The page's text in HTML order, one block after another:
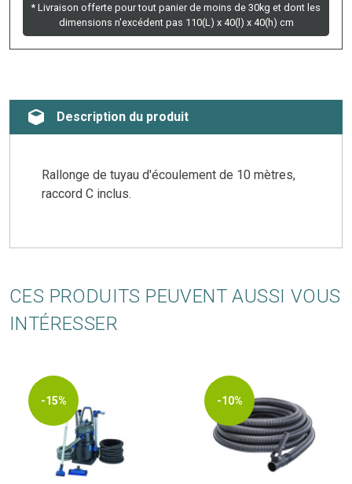
* Livraison offerte pour tout panier de moins de 30kg et dont les
dimensions n'excédent pas 110(L) x 40(l) x 40(h) cm
Description du produit
Rallonge de tuyau d'écoulement de 10 mètres,
raccord C inclus.
CES PRODUITS PEUVENT AUSSI VOUS
INTÉRESSER
-15% -10%